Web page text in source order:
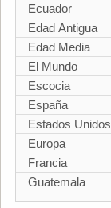
Ecuador
Edad Antigua
Edad Media
El Mundo
Escocia
España
Estados Unidos
Europa
Francia
Guatemala